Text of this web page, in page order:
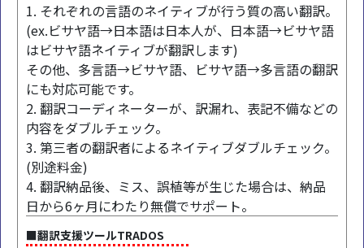
1. それぞれの言語のネイティブが行う質の高い翻訳。
(ex.ビサヤ語→日本語は日本人が、日本語→ビサヤ語
はビサヤ語ネイティブが翻訳します)
その他、多言語→ビサヤ語、ビサヤ語→多言語の翻訳
にも対応可能です。
2. 翻訳コーディネーターが、訳漏れ、表記不備などの
内容をダブルチェック。
3. 第三者の翻訳者によるネイティブダブルチェック。
(別途料金)
4. 翻訳納品後、ミス、誤植等が生じた場合は、納品
日から6ヶ月にわたり無償でサポート。
■翻訳支援ツールTRADOS